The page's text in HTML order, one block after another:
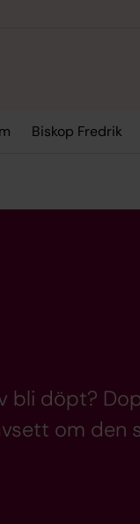
Biskop Fredrik
bli döpt?
om den